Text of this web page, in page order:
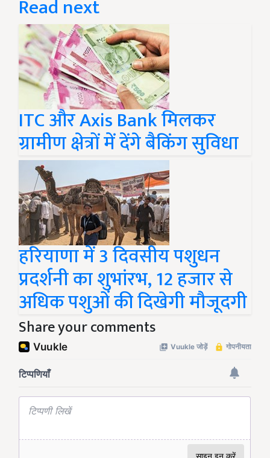
Read next
ITC और Axis Bank मिलकर
ग्रामीण क्षेत्रों में देंगे बैकिंग सुविधा
हरियाणा में 3 दिवसीय पशुधन
प्रदर्शनी का शुभांरभ, 12 हजार से
अधिक पशुओं की दिखेगी मौजूदगी
Share your comments